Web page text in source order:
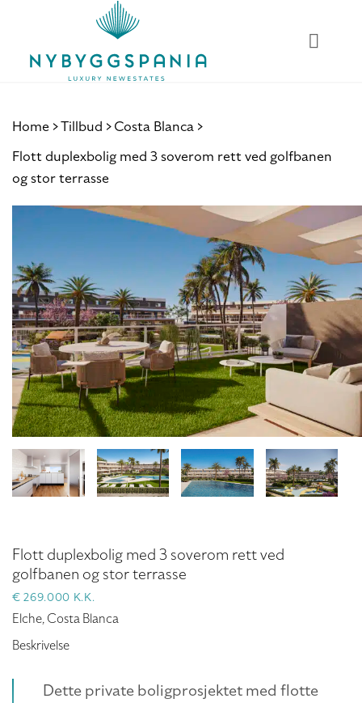
Home Tillbud
Costa Blanca
Flott duplexbolig med 3 soverom rett ved golfbanen
og stor terrasse
Flott duplexbolig med 3 soverom rett ved
golfbanen og stor terrasse
€ 269.000 K.K.
Elche, Costa Blanca
Beskrivelse
Dette private boligprosjektet med flotte